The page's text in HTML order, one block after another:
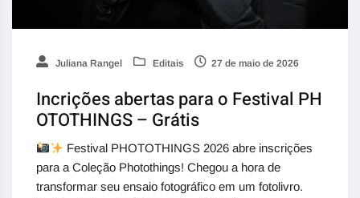
Juliana Rangel Editais 27 de maio de 2026
Incrições abertas para o Festival PH
OTOTHINGS – Grátis
Festival PHOTOTHINGS 2026 abre inscrições
para a Coleção Photothings! Chegou a hora de
transformar seu ensaio fotográfico em um fotolivro.